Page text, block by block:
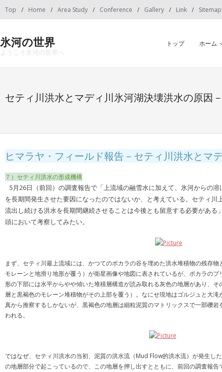
Top Home Area Study Conference Gallery Link Sitemap
氷河の世界
ようこそ氷河の世界へ
トップ ホーム
セティ川洪水とマディ川氷河湖決壊洪水の原因
ヒマラヤ・フィールド報告－セティ川洪水とマ
７）セティ川洪水の形成機構
5月26日（前回）の調査報告で「上流域の融雪水に加えて、氷河からの
を長期間発生させた要因になったのではないか、と考えている。セティ
流出し続ける洪水を長期間継続させることは今後とも留意する必要があ
頭において考察してみたい。
まず、セティ川最上流域には、かつてのポカラの谷を埋めた洪水堆積物の残存
モレーンと地滑り地形が覆う）が衛星画像や地図に表されているが、ポカラの
形の下部には水平からやや傾いた堆積層構造が読み取れる灰色の地層があり、
層と黒褐色のモレーン堆積物がその上部を覆う）。なにせ現地はゴルジュと大
真から推察するしかないが、黒褐色の地層は細粒泥質のマトリックスで一部礫
われる。
ではなぜ、セティ川洪水の当初、泥質の洪水流（Mud Flow的洪水流）が発生
の地層部分で起こっているので、この地層を押し出すとともに、前回の調査報